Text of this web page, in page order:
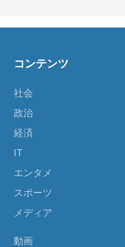
コンテンツ
社会
政治
経済
IT
エンタメ
スポーツ
メディア
動画